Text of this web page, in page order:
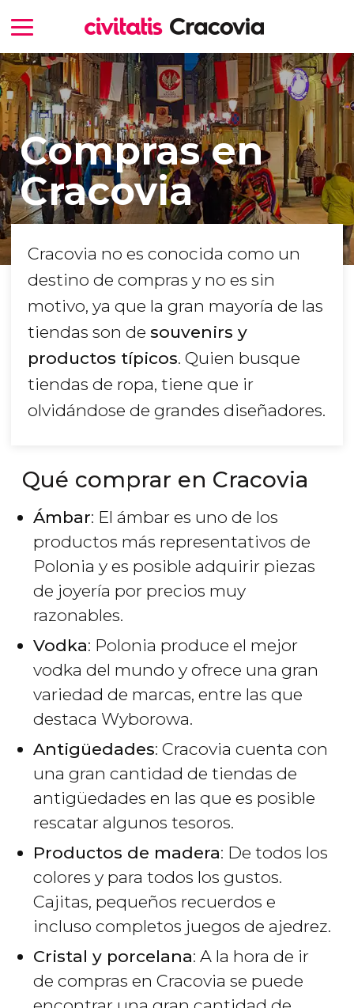
Compras en
Cracovia
Cracovia no es conocida como un
destino de compras y no es sin
motivo, ya que la gran mayoría de las
tiendas son de souvenirs y
productos típicos. Quien busque
tiendas de ropa, tiene que ir
olvidándose de grandes diseñadores.
Qué comprar en Cracovia
Ámbar: El ámbar es uno de los
productos más representativos de
Polonia y es posible adquirir piezas
de joyería por precios muy
razonables.
Vodka: Polonia produce el mejor
vodka del mundo y ofrece una gran
variedad de marcas, entre las que
destaca Wyborowa.
Antigüedades: Cracovia cuenta con
una gran cantidad de tiendas de
antigüedades en las que es posible
rescatar algunos tesoros.
Productos de madera: De todos los
colores y para todos los gustos.
Cajitas, pequeños recuerdos e
incluso completos juegos de ajedrez.
Cristal y porcelana: A la hora de ir
de compras en Cracovia se puede